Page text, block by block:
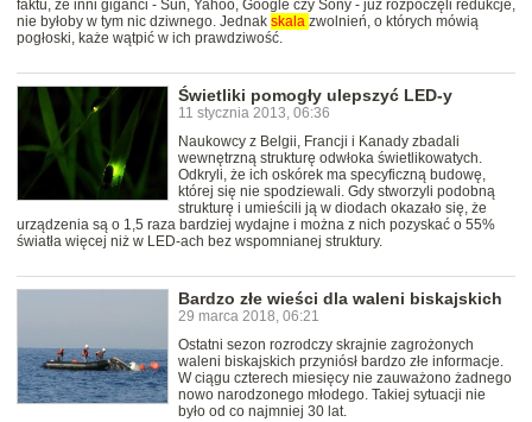
faktu, że inni giganci - Sun, Yahoo, Google czy Sony - już rozpoczęli redukcje,
nie byłoby w tym nic dziwnego. Jednak skala zwolnień, o których mówią
pogłoski, każe wątpić w ich prawdziwość.
Świetliki pomogły ulepszyć LED-y
11 stycznia 2013, 06:36
Naukowcy z Belgii, Francji i Kanady zbadali
wewnętrzną strukturę odwłoka świetlikowatych.
Odkryli, że ich oskórek ma specyficzną budowę,
której się nie spodziewali. Gdy stworzyli podobną
strukturę i umieścili ją w diodach okazało się, że
urządzenia są o 1,5 raza bardziej wydajne i można z nich pozyskać o 55%
światła więcej niż w LED-ach bez wspomnianej struktury.
Bardzo złe wieści dla waleni biskajskich
29 marca 2018, 06:21
Ostatni sezon rozrodczy skrajnie zagrożonych
waleni biskajskich przyniósł bardzo złe informacje.
W ciągu czterech miesięcy nie zauważono żadnego
nowo narodzonego młodego. Takiej sytuacji nie
było od co najmniej 30 lat.